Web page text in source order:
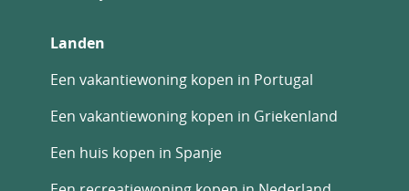
Landen
Een vakantiewoning kopen in Portugal
Een vakantiewoning kopen in Griekenland
Een huis kopen in Spanje